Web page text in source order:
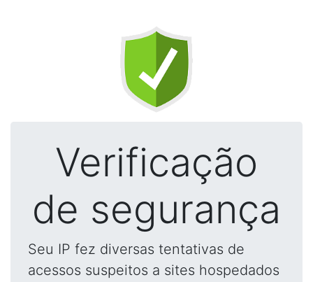
Verificação
de segurança
Seu IP fez diversas tentativas de
acessos suspeitos a sites hospedados